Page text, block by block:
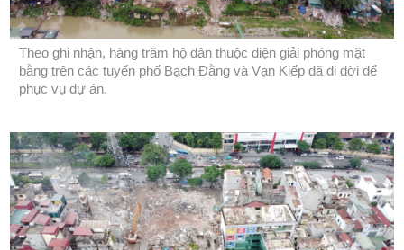
Theo ghi nhận, hàng trăm hộ dân thuộc diện giải phóng mặt
bằng trên các tuyến phố Bạch Đằng và Vạn Kiếp đã di dời để
phục vụ dự án.